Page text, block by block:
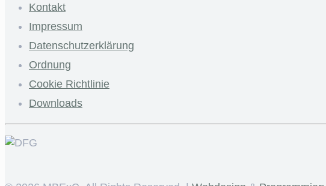
Kontakt
Impressum
Datenschutzerklärung
Ordnung
Cookie Richtlinie
Downloads